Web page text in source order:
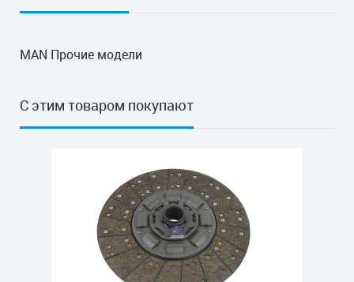
MAN Прочие модели
С этим товаром покупают